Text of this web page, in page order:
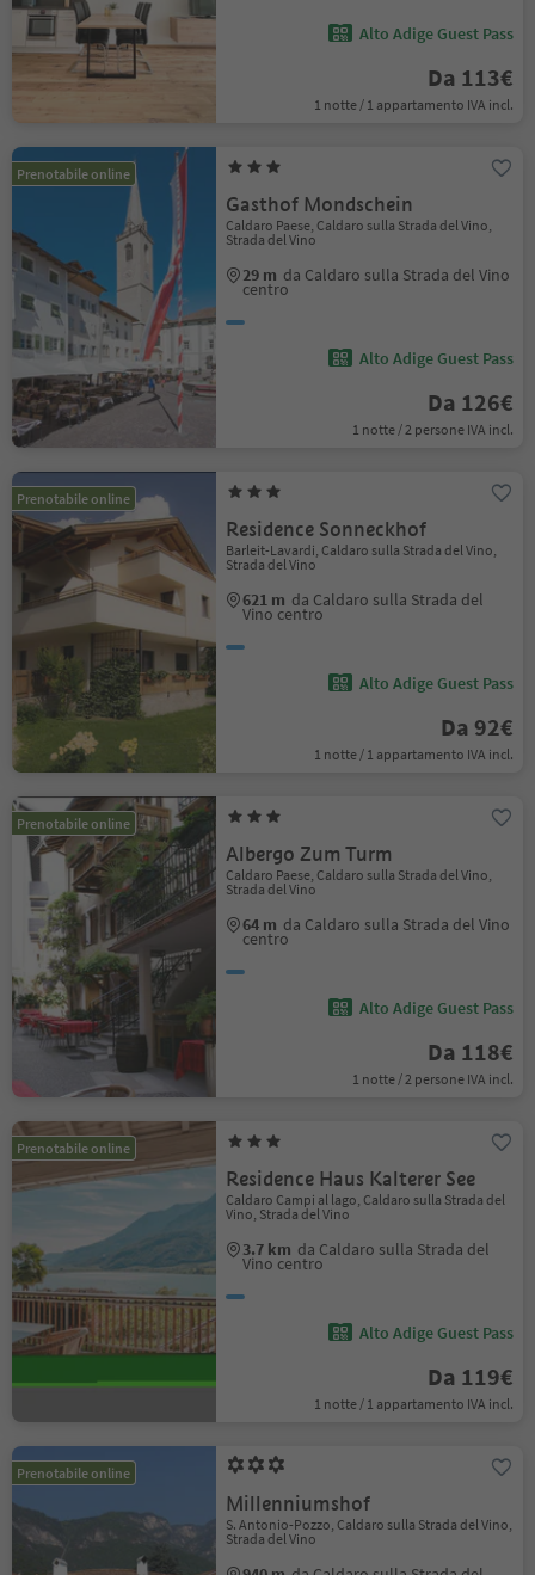
Alto Adige Guest Pass
Da 113€
1 notte / 1 appartamento IVA incl.
Prenotabile online
Gasthof Mondschein
Caldaro Paese, Caldaro sulla Strada del Vino,
Strada del Vino
29 m da Caldaro sulla Strada del Vino
centro
Alto Adige Guest Pass
Da 126€
1 notte / 2 persone IVA incl.
Prenotabile online
Residence Sonneckhof
Barleit-Lavardi, Caldaro sulla Strada del Vino,
Strada del Vino
621 m da Caldaro sulla Strada del
Vino centro
Alto Adige Guest Pass
Da 92€
1 notte / 1 appartamento IVA incl.
Prenotabile online
Albergo Zum Turm
Caldaro Paese, Caldaro sulla Strada del Vino,
Strada del Vino
64 m da Caldaro sulla Strada del Vino
centro
Alto Adige Guest Pass
Da 118€
1 notte / 2 persone IVA incl.
Prenotabile online
Residence Haus Kalterer See
Caldaro Campi al lago, Caldaro sulla Strada del
Vino, Strada del Vino
3.7 km da Caldaro sulla Strada del
Vino centro
Alto Adige Guest Pass
Da 119€
1 notte / 1 appartamento IVA incl.
Prenotabile online
Millenniumshof
S. Antonio-Pozzo, Caldaro sulla Strada del Vino,
Strada del Vino